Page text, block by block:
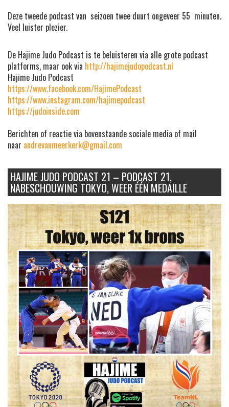
Deze tweede podcast van seizoen twee duurt ongeveer 55 minuten.
Veel luister plezier.
De Hajime Judo Podcast is te beluisteren via alle grote podcast
platforms, maar ook via http://hajimejudopodcast.nl
Hajime Judo Podcast
https://www.facebook.com/HajimePodcast
https://www.instagram.com/hajimepodcast
https://judoinside.com
Berichten of reactie via bovenstaande sociale media of mail
naar andrevanmeerkerk@gmail.com
HAJIME JUDO PODCAST 21 – PODCAST 21,
NABESCHOUWING TOKYO, WEER ÉÉN MEDAILLE